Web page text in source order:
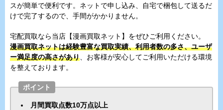
スが簡単で便利です。ネットで申し込み、自宅で梱包して送るだ
けで完了するので、手間がかかりません。
宅配買取なら当店【漫画買取ネット】をぜひご利用ください。
漫画買取ネットは経験豊富な買取実績、利用者数の多さ、ユーザ
ー満足度の高さがあり、お客様が安心してご利用いただける環境
を整えております。
ポイント
月間買取点数10万点以上